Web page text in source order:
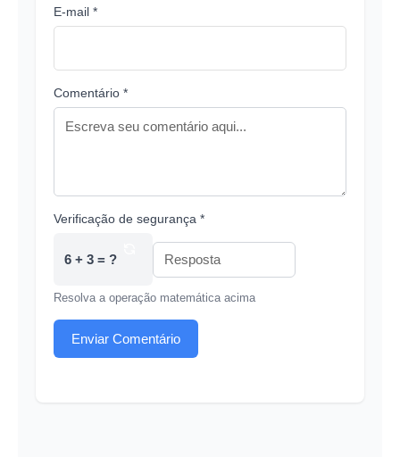
E-mail *
Comentário *
Verificação de segurança *
6 + 3 = ?
Resolva a operação matemática acima
Enviar Comentário